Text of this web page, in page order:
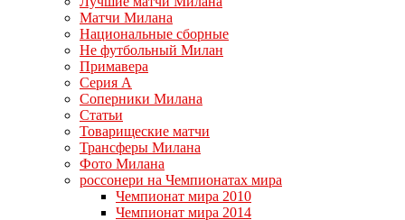
Матчи Милана
Национальные сборные
Не футбольный Милан
Примавера
Серия А
Соперники Милана
Статьи
Товарищеские матчи
Трансферы Милана
Фото Милана
россонери на Чемпионатах мира
Чемпионат мира 2010
Чемпионат мира 2014